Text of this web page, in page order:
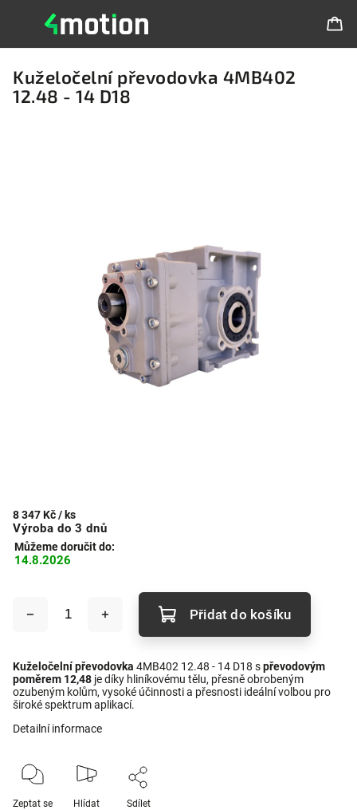
Kuželočelní převodovka 4MB402
12.48 - 14 D18
8 347 Kč/ ks
Výroba do 3 dnů
Můžeme doručit do:
14.8.2026
Přidat do košíku
Kuželočelní převodovka 4MB402 12.48 - 14 D18 spřevodovým
poměrem 12,48 je díky hliníkovému tělu, přesně obrobeným
ozubeným kolům, vysoké účinnosti a přesnosti ideální volbou pro
široké spektrum aplikací.
Detailní informace
Zeptat se Hlídat Sdílet